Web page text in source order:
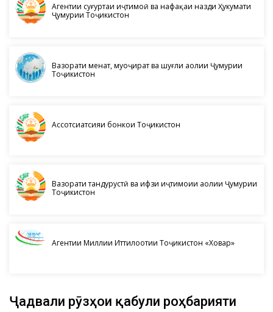
Агентии суғуртаи иҷтимоӣ ва нафақаи назди Ҳукумати
Ҷумҳурии Тоҷикистон
Вазорати меҳнат, муҳоҷират ва шуғли аҳолии Ҷумҳурии
Тоҷикистон
Ассотсиатсияи бонкҳои Тоҷикистон
Вазорати тандурустӣ ва ҳифзи иҷтимоии аҳолии Ҷумҳурии
Тоҷикистон
Агентии Миллии Иттилоотии Тоҷикистон «Ховар»
Ҷадвали рӯзҳои қабули роҳбарияти